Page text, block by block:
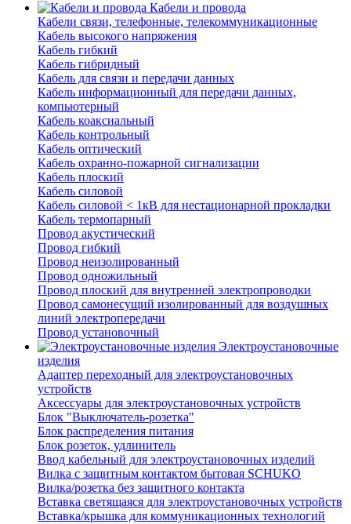
Кабели и провода
Кабели связи, телефонные, телекоммуникационные
Кабель высокого напряжения
Кабель гибкий
Кабель гибридный
Кабель для связи и передачи данных
Кабель информационный для передачи данных,
компьютерный
Кабель коаксиальный
Кабель контрольный
Кабель оптический
Кабель охранно-пожарной сигнализации
Кабель плоский
Кабель силовой
Кабель силовой < 1кВ для нестационарной прокладки
Кабель термопарный
Провод акустический
Провод гибкий
Провод неизолированный
Провод одножильный
Провод плоский для внутренней электропроводки
Провод самонесущий изолированный для воздушных
линий электропередачи
Провод установочный
Электроустановочные
изделия
Адаптер переходный для электроустановочных
устройств
Аксессуары для электроустановочных устройств
Блок "Выключатель-розетка"
Блок распределения питания
Блок розеток, удлинитель
Ввод кабельный для электроустановочных изделий
Вилка с защитным контактом бытовая SCHUKO
Вилка/розетка без защитного контакта
Вставка светящаяся для электроустановочных устройств
Вставка/крышка для коммуникационных технологий